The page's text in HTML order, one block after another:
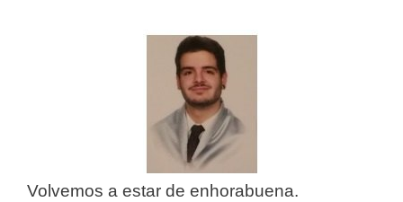
Volvemos a estar de enhorabuena.